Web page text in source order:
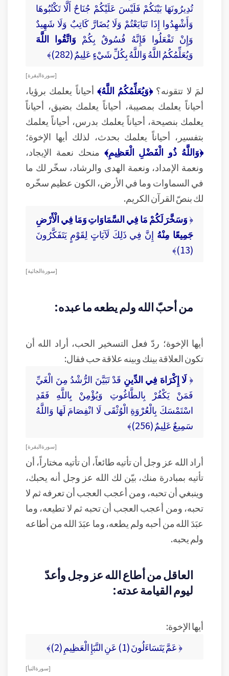
تُدِيرُونَهَا بَيْنَكُمْ فَلَيْسَ عَلَيْكُمْ جُنَاحٌ أَلَّا تَكْتُبُوهَا
وَأَشْهِدُوا إِذَا تَبَايَعْتُمْ وَلَا يُضَارَّ كَاتِبٌ وَلَا شَهِيدٌ
وَإِنْ تَفْعَلُوا فَإِنَّهُ فُسُوقٌ بِكُمْ وَاتَّقُوا اللَّهَ
وَيُعَلِّمُكُمُ اللَّهُ وَاللَّهُ بِكُلِّ شَيْءٍ عَلِيمٌ (282)﴾
[ سورة البقرة ]
لمَ لا تتقونه؟ ﴿وَيُعَلِّمُكُمُ اللَّهُ﴾ أحياناً يعلمك برؤيا،
أحياناً يعلمك بمصيبة، أحياناً يعلمك بضيق، أحياناً
يعلمك بنصيحة، أحياناً يعلمك بدرس، أحياناً يعلمك
بتفسير، أحياناً يعلمك بحدث، لذلك أيها الإخوة؛
﴿وَاللَّهُ ذُو الْفَضْلِ الْعَظِيمِ﴾ منحك نعمة الإيجاد،
ونعمة الإمداد، ونعمة الهدى والرشاد، سخّر لك ما
في السماوات وما في الأرض، الكون عظيم سخّره
لك بنصّ القرآن الكريم.
﴿وَسَخَّرَ لَكُمْ مَا فِي السَّمَاوَاتِ وَمَا فِي الْأَرْضِ
جَمِيعًا مِنْهُ إِنَّ فِي ذَلِكَ لَآيَاتٍ لِقَوْمٍ يَتَفَكَّرُونَ
(13)﴾
[ سورة الجاثية ]
من أحبّ الله ولم يطعه ما عبده:
أيها الإخوة؛ ردّ فعل التسخير الحب، أراد الله أن
تكون العلاقة بينك وبينه علاقة حب فقال:
﴿لَا إِكْرَاهَ فِي الدِّينِ قَدْ تَبَيَّنَ الرُّشْدُ مِنَ الْغَيِّ
فَمَنْ يَكْفُرْ بِالطَّاغُوتِ وَيُؤْمِنْ بِاللَّهِ فَقَدِ
اسْتَمْسَكَ بِالْعُرْوَةِ الْوُثْقَى لَا انْفِصَامَ لَهَا وَاللَّهُ
سَمِيعٌ عَلِيمٌ (256)﴾
[ سورة البقرة ]
أراد الله عز وجل أن تأتيه طائعاً، أن تأتيه مختاراً، أن
تأتيه بمبادرة منك، بيّن لك الله عز وجل أنه يحبك،
وينبغي أن تحبه، ومن أعجب العجب أن تعرفه ثم لا
تحبه، ومن أعجب العجب أن تحبه ثم لا تطيعه، وما
عبَدَ الله من أحبه ولم يطعه، وما عبَدَ الله من أطاعه
ولم يحبه.
العاقل من أطاع الله عز وجل وأعدّ
ليوم القيامة عدته:
أيها الإخوة:
﴿ عَمَّ يَتَسَاءَلُونَ (1) عَنِ النَّبَإِ الْعَظِيمِ (2)﴾
[ سورة النبأ ]